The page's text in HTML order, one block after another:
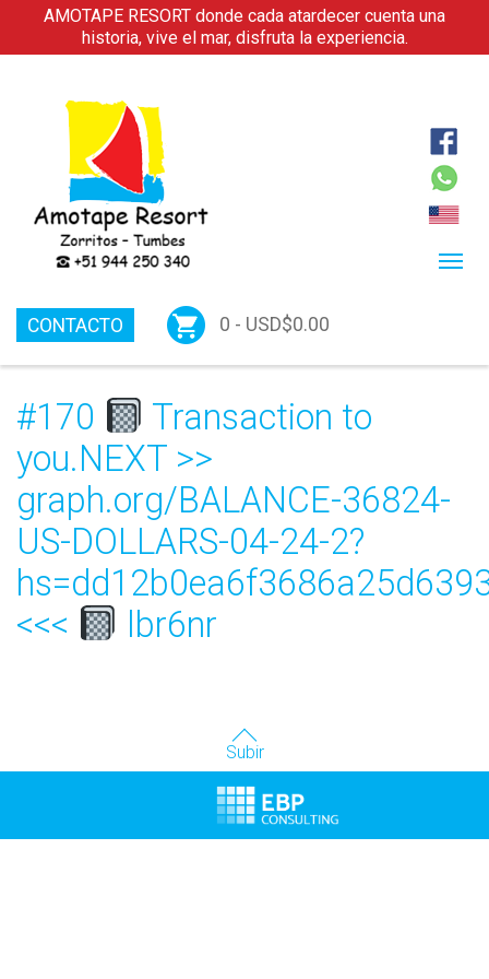
AMOTAPE RESORT donde cada atardecer cuenta una
historia, vive el mar, disfruta la experiencia.
CONTACTO 0 - USD$0.00
#170
Transaction to
you.NEXT >>
graph.org/BALANCE-36824-
US-DOLLARS-04-24-2?
<<<
lbr6nr
Subir